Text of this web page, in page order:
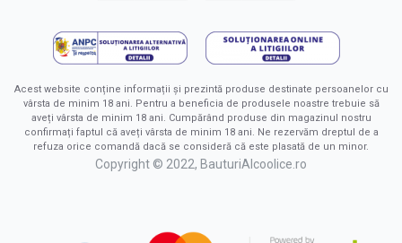
Acest website conține informații și prezintă produse destinate persoanelor cu
vârsta de minim 18 ani. Pentru a beneficia de produsele noastre trebuie să
aveți vârsta de minim 18 ani. Cumpărând produse din magazinul nostru
confirmați faptul că aveți vârsta de minim 18 ani. Ne rezervăm dreptul de a
refuza orice comandă dacă se consideră că este plasată de un minor.
Copyright © 2022, BauturiAlcoolice.ro